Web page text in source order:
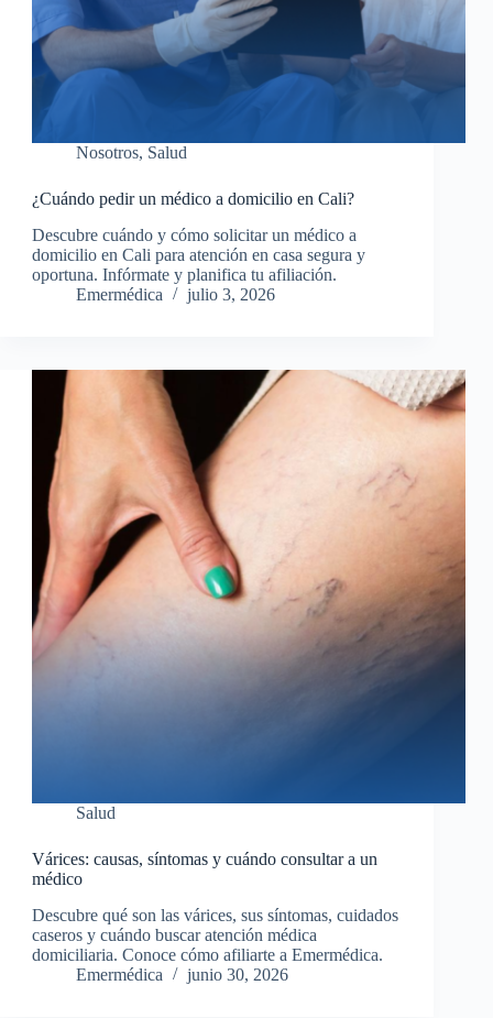
Nosotros, Salud
¿Cuándo pedir un médico a domicilio en Cali?
Descubre cuándo y cómo solicitar un médico a
domicilio en Cali para atención en casa segura y
oportuna. Infórmate y planifica tu afiliación.
Emermédica
julio 3, 2026
Salud
Várices: causas, síntomas y cuándo consultar a un
médico
Descubre qué son las várices, sus síntomas, cuidados
caseros y cuándo buscar atención médica
domiciliaria. Conoce cómo afiliarte a Emermédica.
Emermédica
junio 30, 2026